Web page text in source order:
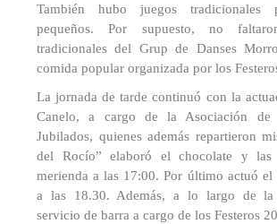
También hubo juegos tradicionales
pequeños. Por supuesto, no
tradicionales del Grup de Danses
comida popular organizada por los
La jornada de tarde continuó con la
Canelo, a cargo de la Asociación de
Jubilados, quienes además repartieron
del Rocío” elaboró el chocolate y las
merienda a las 17:00. Por último actuó el
a las 18.30. Además, a lo largo de la
servicio de barra a cargo de los Festeros